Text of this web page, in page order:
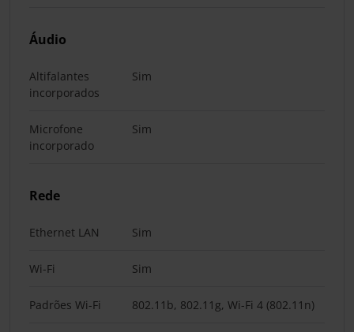
Áudio
Altifalantes
incorporados
Sim
Microfone
incorporado
Sim
Rede
Ethernet LAN Sim
Wi-Fi Sim
Padrões Wi-Fi 802.11b, 802.11g, Wi-Fi 4 (802.11n)